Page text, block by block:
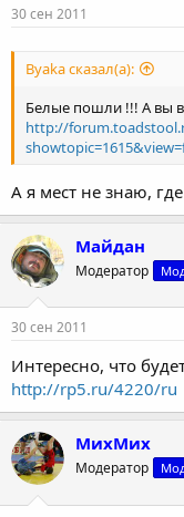
30 сен 2011
Byaka сказал(а):
Белые пошли !!! А вы
http://
А я мест не знаю,
Майдан
Модератор
30 сен 2011
Интересно, что
http://rp5.ru/4220/ru
МихМих
Модератор